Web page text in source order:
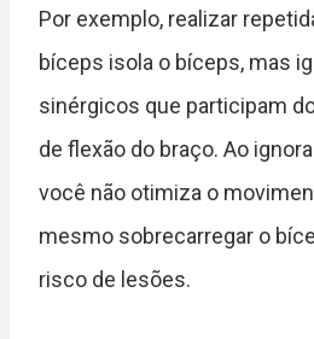
Por exemplo, realizar
bíceps isola o bíceps, mas
sinérgicos que participam
de flexão do braço. Ao
você não otimiza o
mesmo sobrecarregar o
risco de lesões.